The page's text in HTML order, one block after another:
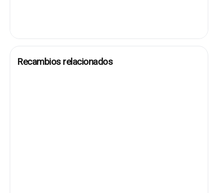
Recambios relacionados